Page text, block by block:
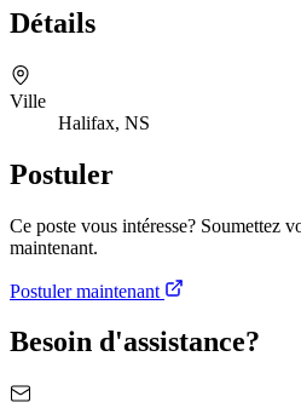
Détails
Ville
Halifax, NS
Postuler
Ce poste vous intéresse? Soumettez
maintenant.
Postuler maintenant
Besoin d'assistance?